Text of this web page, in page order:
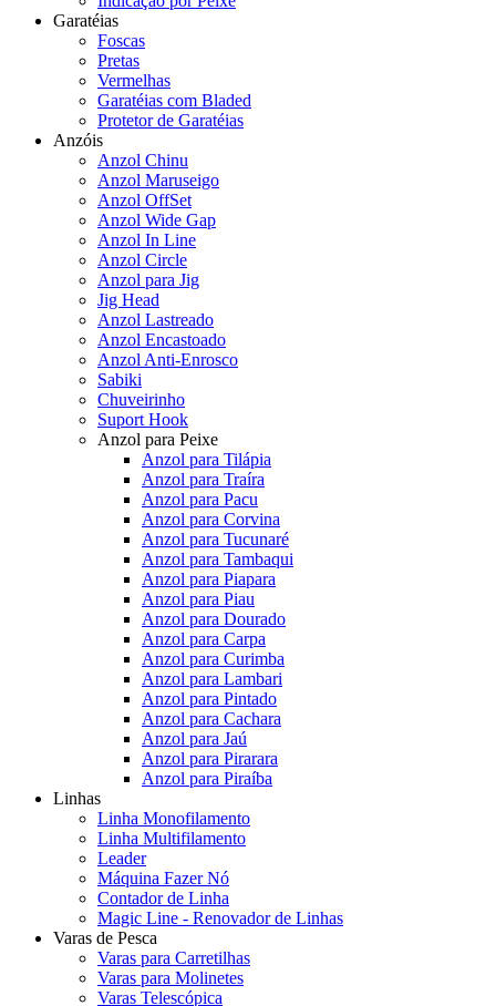
Garatéias
Foscas
Pretas
Vermelhas
Garatéias com Bladed
Protetor de Garatéias
Anzóis
Anzol Chinu
Anzol Maruseigo
Anzol OffSet
Anzol Wide Gap
Anzol In Line
Anzol Circle
Anzol para Jig
Jig Head
Anzol Lastreado
Anzol Encastoado
Anzol Anti-Enrosco
Sabiki
Chuveirinho
Suport Hook
Anzol para Peixe
Anzol para Tilápia
Anzol para Traíra
Anzol para Pacu
Anzol para Corvina
Anzol para Tucunaré
Anzol para Tambaqui
Anzol para Piapara
Anzol para Piau
Anzol para Dourado
Anzol para Carpa
Anzol para Curimba
Anzol para Lambari
Anzol para Pintado
Anzol para Cachara
Anzol para Jaú
Anzol para Pirarara
Anzol para Piraíba
Linhas
Linha Monofilamento
Linha Multifilamento
Leader
Máquina Fazer Nó
Contador de Linha
Magic Line - Renovador de Linhas
Varas de Pesca
Varas para Carretilhas
Varas para Molinetes
Varas Telescópica